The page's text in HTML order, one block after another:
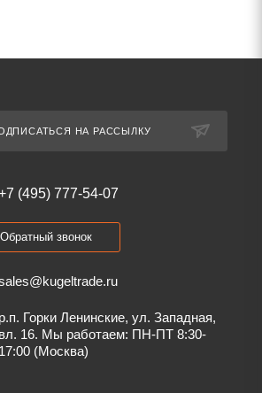
НА РАССЫЛКУ
(495) 777-54-07
Обратный звонок
р.п. Горки Ленинские, ул. Западная,
вл. 16. Мы работаем: ПН-ПТ 8:30-
17:00 (Москва)